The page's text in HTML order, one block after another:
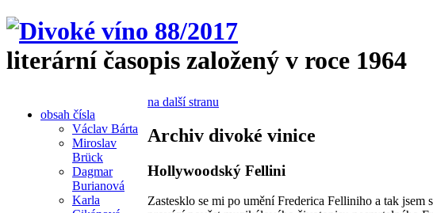
literární časopis založený v roce 1964
obsah čísla
Václav Bárta
Miroslav
Brück
Dagmar
Burianová
Karla
na další stranu
Archiv divoké vinice
Hollywoodský Fellini
Zastesklo se mi po umění Frederica Felliniho a tak